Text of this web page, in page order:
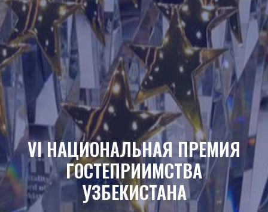
VI НАЦИОНАЛЬНАЯ ПРЕМИЯ
ГОСТЕПРИИМСТВА
УЗБЕКИСТАНА